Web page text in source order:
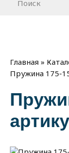
Главная »
Пружина 175-